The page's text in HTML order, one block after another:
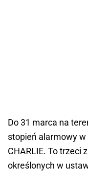
Do 31 marca na
stopień alarmowy w
CHARLIE. To trzeci
określonych w